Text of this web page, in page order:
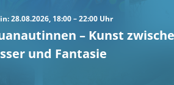
28.08.2026, 18:00 – 22:00 Uhr
– Kunst
und Fantasie